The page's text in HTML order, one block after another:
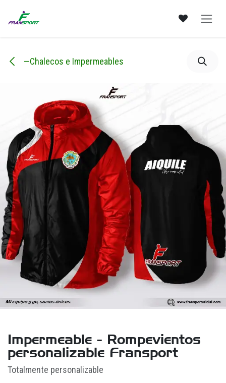
—Chalecos e Impermeables
Impermeable - Rompevientos
personalizable Fransport
Totalmente personalizable